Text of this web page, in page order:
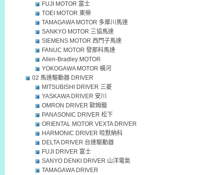
FUJI MOTOR 富士
TOEI MOTOR 東榮
TAMAGAWA MOTOR 多摩川馬達
SANKYO MOTOR 三協馬達
SIEMENS MOTOR 西門子馬達
FANUC MOTOR 發那科馬達
Allen-Bradley MOTOR
YOKOGAWA MOTOR 橫河
02 馬達驅動器 DRIVER
MITSUBISHI DRIVER 三菱
YASKAWA DRIVER 安川
OMRON DRIVER 歐姆龍
PANASONIC DRIVER 松下
ORIENTAL MOTOR VEXTA DRIVER
HARMONIC DRIVER 哈默納科
DELTA DRIVER 台達驅動器
FUJI DRIVER 富士
SANYO DENKI DRIVER 山洋電氣
TAMAGAWA DRIVER